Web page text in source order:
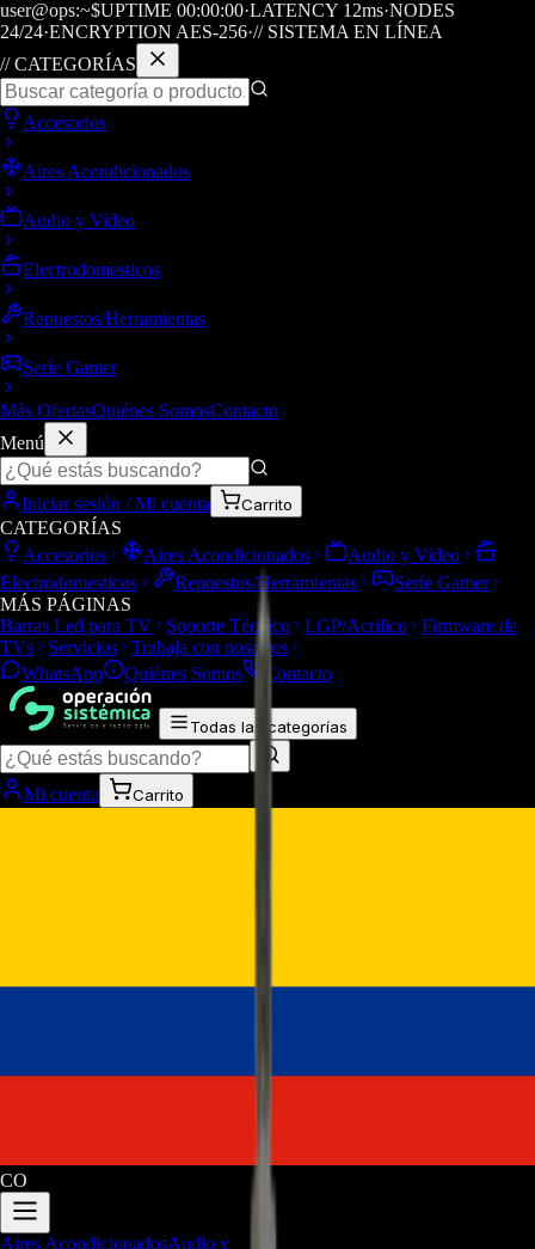
user@ops:~$UPTIME 00:00:00·LATENCY 12ms·NODES
24/24·ENCRYPTION AES-256·// SISTEMA EN LÍNEA
// CATEGORÍAS
Accesorios
Aires Acondicionados
Audio y Video
Electrodomesticos
Repuestos/Herramientas
Seríe Gamer
Más OfertasQuiénes SomosContacto
Menú
Iniciar sesión / Mi cuenta Carrito
CATEGORÍAS
Accesorios
Aires Acondicionados
Audio y Video
Electrodomesticos
Repuestos/Herramientas
Seríe Gamer
MÁS PÁGINAS
Barras Led para TV
Soporte Técnico LGP/Acrilico
Firmware de
TVs
Servicios
Trabaja con nosotros
WhatsApp
Quiénes Somos Contacto
Todas las categorías
Mi cuenta Carrito
CO
Aires AcondicionadosAudio y